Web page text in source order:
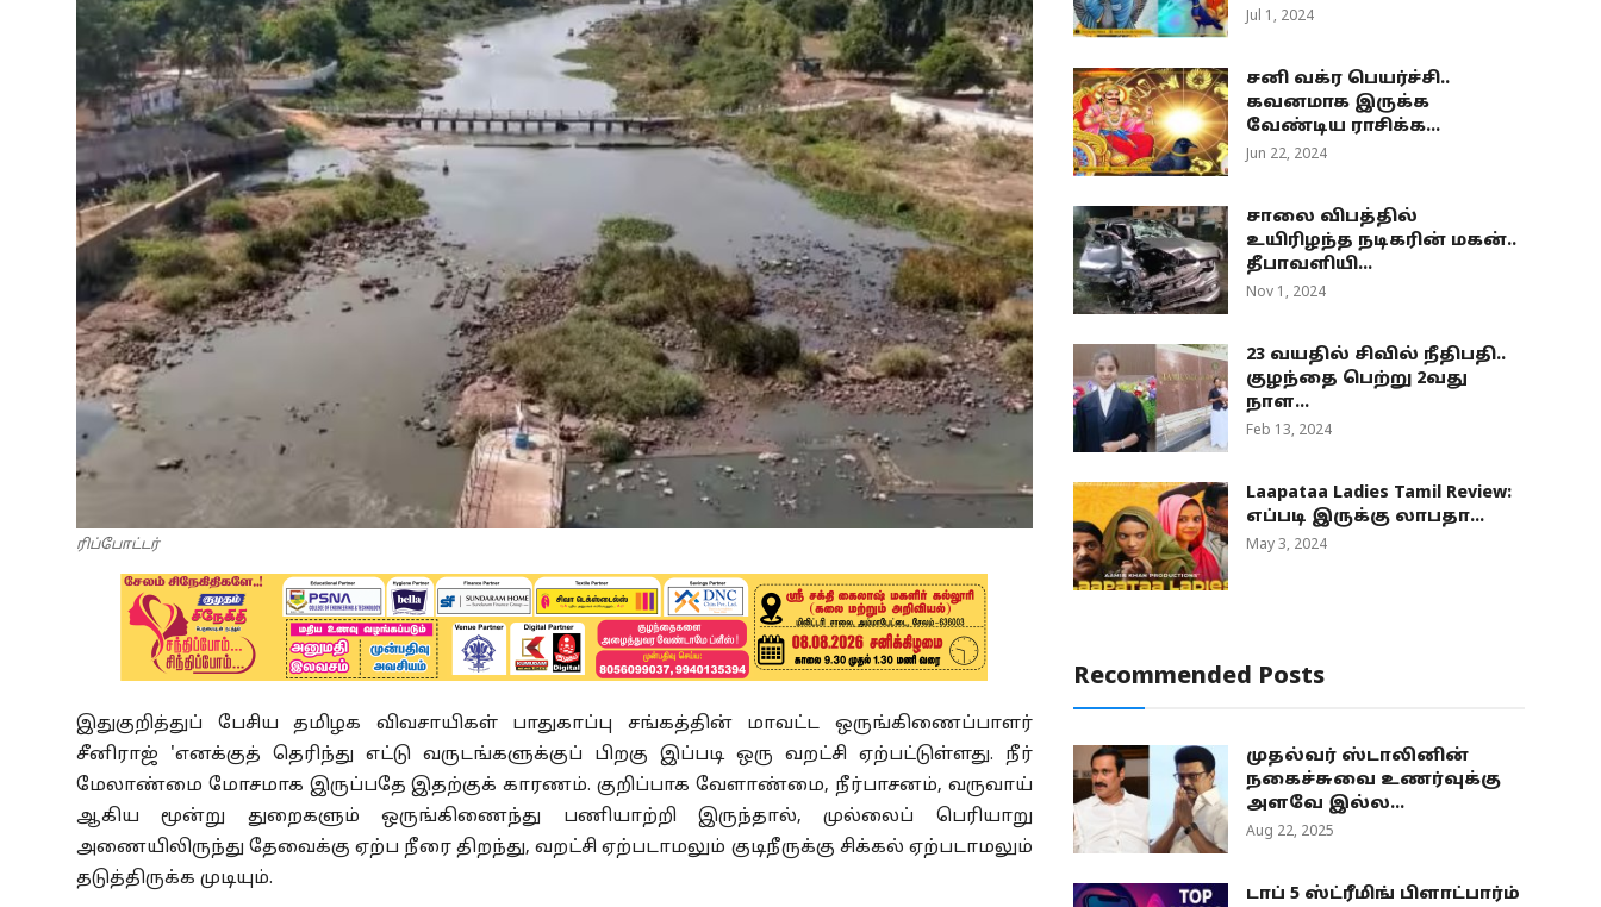
Astrology
Spirituality
Weather
Politics
ரிப்போட்டர்
இதுகுறித்துப் பேசிய தமிழக விவசாயிகள் பாதுகாப்பு சங்கத்தின் மாவட்ட ஒருங்கிணைப்பாளர்
சீனிராஜ் 'எனக்குத் தெரிந்து எட்டு வருடங்களுக்குப் பிறகு இப்படி ஒரு வறட்சி ஏற்பட்டுள்ளது. நீர்
மேலாண்மை மோசமாக இருப்பதே இதற்குக் காரணம். குறிப்பாக வேளாண்மை, நீர்பாசனம், வருவாய்
ஆகிய மூன்று துறைகளும் ஒருங்கிணைந்து பணியாற்றி இருந்தால், முல்லைப் பெரியாறு
அணையிலிருந்து தேவைக்கு ஏற்ப நீரை திறந்து, வறட்சி ஏற்படாமலும் குடிநீருக்கு சிக்கல் ஏற்படாமலும்
தடுத்திருக்க முடியும்.
Jul 1, 2024
சனி வக்ர பெயர்ச்சி..
கவனமாக இருக்க
வேண்டிய ராசிக்க...
Jun 22, 2024
சாலை விபத்தில்
உயிரிழந்த நடிகரின் மகன்..
தீபாவளியி...
Nov 1, 2024
23 வயதில் சிவில் நீதிபதி..
குழந்தை பெற்று 2வது
நாள...
Feb 13, 2024
Laapataa Ladies Tamil Review:
எப்படி இருக்கு லாபதா...
May 3, 2024
Recommended Posts
முதல்வர் ஸ்டாலினின்
நகைச்சுவை உணர்வுக்கு
அளவே இல்ல...
Aug 22, 2025
டாப் 5 ஸ்ட்ரீமிங் பிளாட்பார்ம்